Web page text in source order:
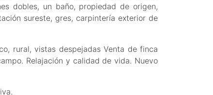
dobles, un baño, propiedad de origen,
sureste, gres, carpintería exterior de
rural, vistas despejadas Venta de finca
Relajación y calidad de vida. Nuevo